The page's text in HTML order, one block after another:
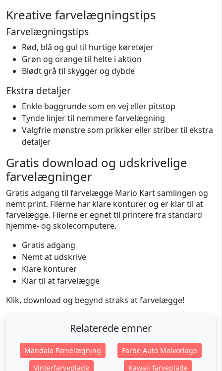
Kreative farvelægningstips
Farvelægningstips
Rød, blå og gul til hurtige køretøjer
Grøn og orange til helte i aktion
Blødt grå til skygger og dybde
Ekstra detaljer
Enkle baggrunde som en vej eller pitstop
Tynde linjer til nemmere farvelægning
Valgfrie mønstre som prikker eller striber til ekstra
detaljer
Gratis download og udskrivelige
farvelægninger
Gratis adgang til farvelægge Mario Kart samlingen og
nemt print. Filerne har klare konturer og er klar til at
farvelægge. Filerne er egnet til printere fra standard
hjemme- og skolecomputere.
Gratis adgang
Nemt at udskrive
Klare konturer
Klar til at farvelægge
Klik, download og begynd straks at farvelægge!
Relaterede emner
Mandala Farvelægning
Farbe Auto Malvorlage
Vinterfarveplade
Kawaii farveplade